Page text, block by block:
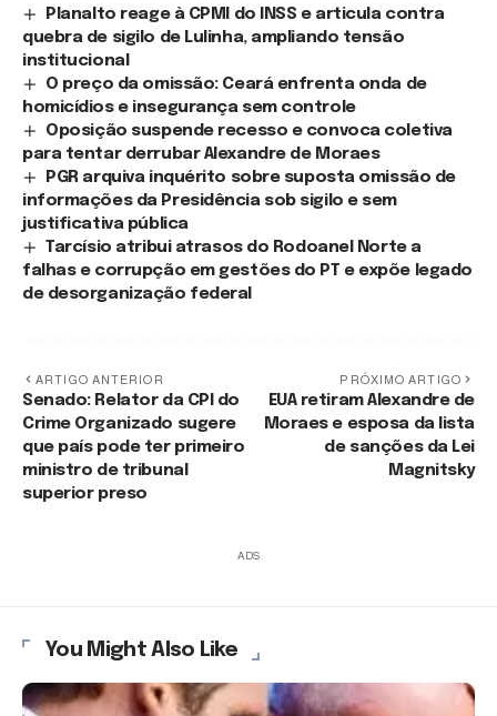
Planalto reage à CPMI do INSS e articula contra
quebra de sigilo de Lulinha, ampliando tensão
institucional
O preço da omissão: Ceará enfrenta onda de
homicídios e insegurança sem controle
Oposição suspende recesso e convoca coletiva
para tentar derrubar Alexandre de Moraes
PGR arquiva inquérito sobre suposta omissão de
informações da Presidência sob sigilo e sem
justificativa pública
Tarcísio atribui atrasos do Rodoanel Norte a
falhas e corrupção em gestões do PT e expõe legado
de desorganização federal
ARTIGO ANTERIOR
Senado: Relator da CPI do
Crime Organizado sugere
que país pode ter primeiro
ministro de tribunal
superior preso
PRÓXIMO ARTIGO
EUA retiram Alexandre de
Moraes e esposa da lista
de sanções da Lei
Magnitsky
ADS
You Might Also Like